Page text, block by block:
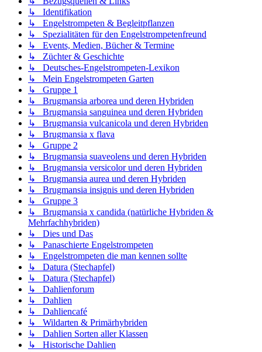
↳ Identifikation
↳ Engelstrompeten & Begleitpflanzen
↳ Spezialitäten für den Engelstrompetenfreund
↳ Events, Medien, Bücher & Termine
↳ Züchter & Geschichte
↳ Deutsches-Engelstrompeten-Lexikon
↳ Mein Engelstrompeten Garten
↳ Gruppe 1
↳ Brugmansia arborea und deren Hybriden
↳ Brugmansia sanguinea und deren Hybriden
↳ Brugmansia vulcanicola und deren Hybriden
↳ Brugmansia x flava
↳ Gruppe 2
↳ Brugmansia suaveolens und deren Hybriden
↳ Brugmansia versicolor und deren Hybriden
↳ Brugmansia aurea und deren Hybriden
↳ Brugmansia insignis und deren Hybriden
↳ Gruppe 3
↳ Brugmansia x candida (natürliche Hybriden &
Mehrfachhybriden)
↳ Dies und Das
↳ Panaschierte Engelstrompeten
↳ Engelstrompeten die man kennen sollte
↳ Datura (Stechapfel)
↳ Datura (Stechapfel)
↳ Dahlienforum
↳ Dahlien
↳ Dahliencafé
↳ Wildarten & Primärhybriden
↳ Dahlien Sorten aller Klassen
↳ Historische Dahlien